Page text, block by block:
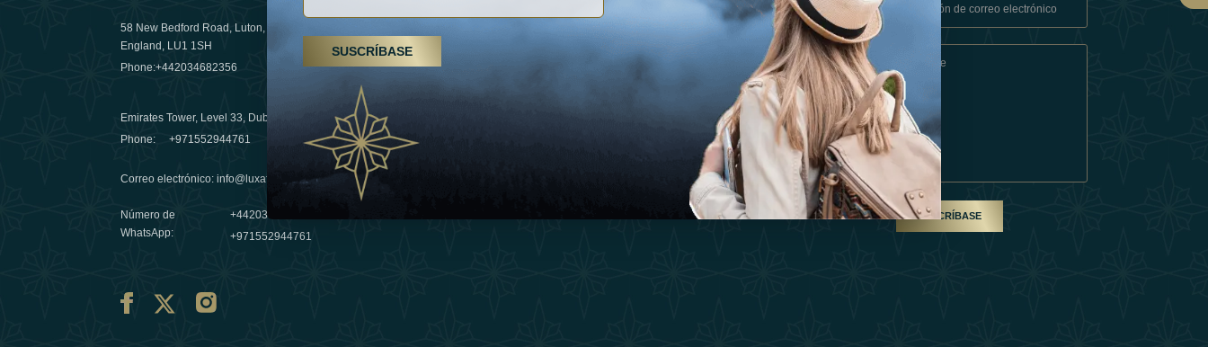
58 New Bedford Road, Luton,
England, LU1 1SH
Phone:+442034682356
Emirates Tower, Level 33, Dubai, UAE
Phone:+971552944761
Correo electrónico:info@luxafar.com
Número de
WhatsApp:
+442034682356
+971552944761
Senderismo, tratamientos de spa y yoga: los
Emiratos Árabes Unidos se erigen como un
03 April 2025
Évasions hivernales pour les voyageurs des
Émirats: redéfinir le voyage de luxe
10 March 2025
Esperienza
Términos Y Condiciones
Conviértase En Socio
Our Team
SUSCRÍBASE
SUSCRÍBASE